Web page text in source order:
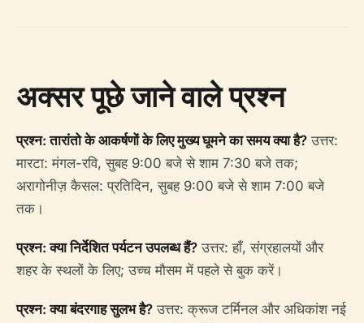
अक्सर पूछे जाने वाले प्रश्न
प्रश्न: तारांतो के आकर्षणों के लिए मुख्य घूमने का समय क्या है? उत्तर:
मारटा: मंगल-रवि, सुबह 9:00 बजे से शाम 7:30 बजे तक;
अरागोनीज़ कैसल: प्रतिदिन, सुबह 9:00 बजे से शाम 7:00 बजे
तक।
प्रश्न: क्या निर्देशित पर्यटन उपलब्ध हैं? उत्तर: हाँ, संग्रहालयों और
शहर के स्थलों के लिए; उच्च मौसम में पहले से बुक करें।
प्रश्न: क्या बंदरगाह सुलभ है? उत्तर: क्रूज टर्मिनल और अधिकांश नई